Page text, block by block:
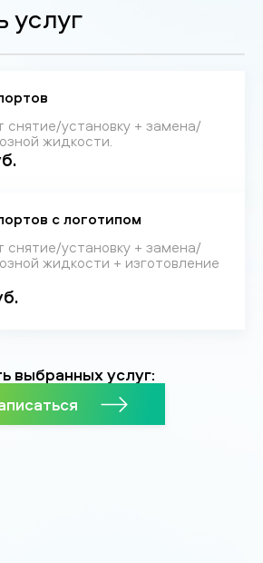
услуг
снятие/установку + замена/
жидкости.
с логотипом
снятие/установку + замена/
жидкости + изготовление
выбранных услуг: